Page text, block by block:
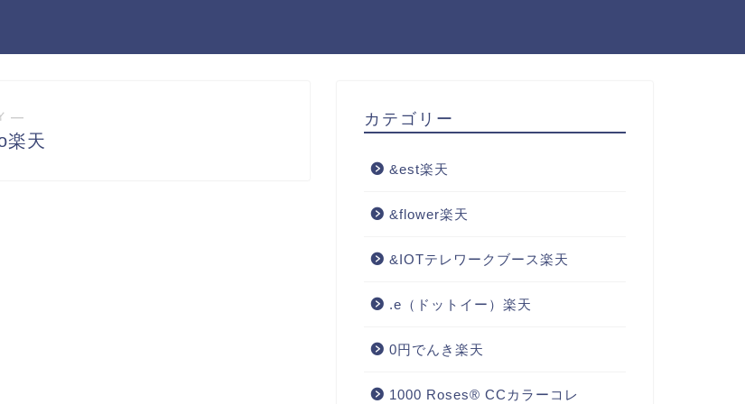
―
楽天
カテゴリー
&est楽天
&flower楽天
&IOTテレワークブース楽天
.e（ドットイー）楽天
0円でんき楽天
1000 Roses® CCカラーコレ